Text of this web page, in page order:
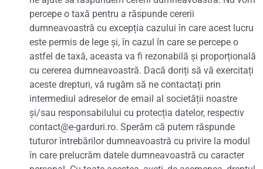
percepe o taxă pentru a răspunde cererii
dumneavoastră cu excepția cazului în care acest lucru
este permis de lege și, în cazul în care se percepe o
astfel de taxă, aceasta va fi rezonabilă și proporțională
cu cererea dumneavoastră. Dacă doriți să vă exercitați
aceste drepturi, vă rugăm să ne contactați prin
intermediul adreselor de email al societății noastre
și/sau responsabilului cu protecția datelor, respectiv
contact@e-garduri.ro. Sperăm că putem răspunde
tuturor întrebărilor dumneavoastră cu privire la modul
în care prelucrăm datele dumneavoastră cu caracter